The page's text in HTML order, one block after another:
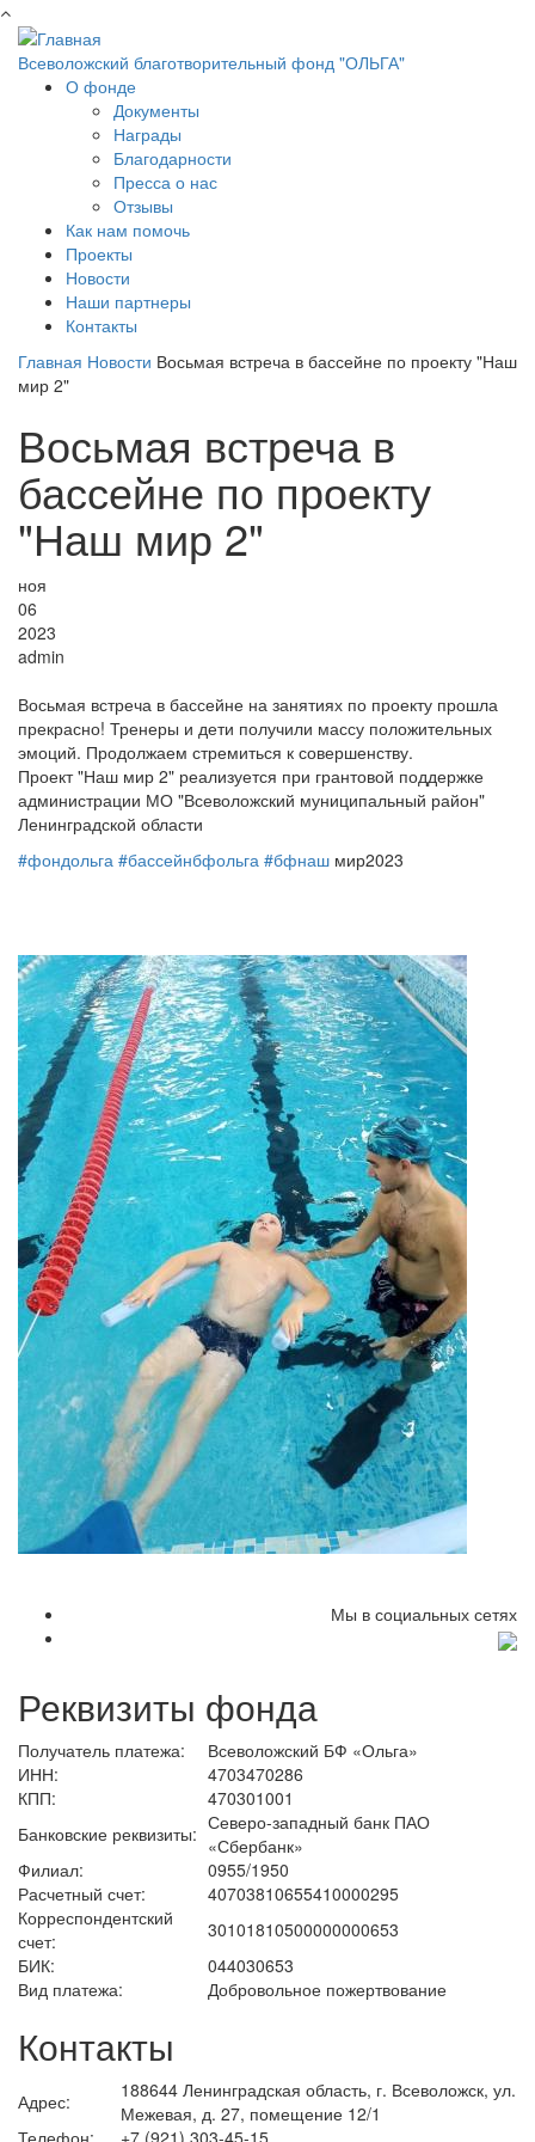
Перейти к основному содержанию
Всеволожский благотворительный фонд "ОЛЬГА"
О фонде
Документы
Награды
Благодарности
Пресса о нас
Отзывы
Как нам помочь
Проекты
Новости
Наши партнеры
Контакты
Главная Новости Восьмая встреча в бассейне по проекту "Наш
мир 2"
Восьмая встреча в
бассейне по проекту
"Наш мир 2"
ноя
06
2023
admin
Восьмая встреча в бассейне на занятиях по проекту прошла
прекрасно! Тренеры и дети получили массу положительных
эмоций. Продолжаем стремиться к совершенству.
Проект "Наш мир 2" реализуется при грантовой поддержке
администрации МО "Всеволожский муниципальный район"
Ленинградской области
#фондольга #бассейнбфольга #бфнаш мир2023
Мы в социальных сетях
Реквизиты фонда
Получатель платежа:
Всеволожский БФ «Ольга»
ИНН:
4703470286
КПП:
470301001
Банковские реквизиты: Северо-западный банк ПАО
«Сбербанк»
Филиал:
0955/1950
Расчетный счет:
40703810655410000295
Корреспондентский
счет:
30101810500000000653
БИК:
044030653
Вид платежа:
Добровольное пожертвование
Контакты
Адрес:
188644 Ленинградская область, г. Всеволожск, ул.
Межевая, д. 27, помещение 12/1
Телефон:
+7 (921) 303-45-15